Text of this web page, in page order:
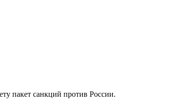
пакет санкций против России.